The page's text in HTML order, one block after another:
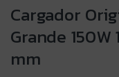
Cargador
Grande 150W
mm